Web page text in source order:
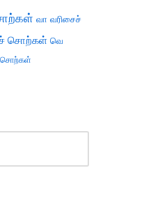
வா வரிசைச்
சொற்கள் வெ
சொற்கள்